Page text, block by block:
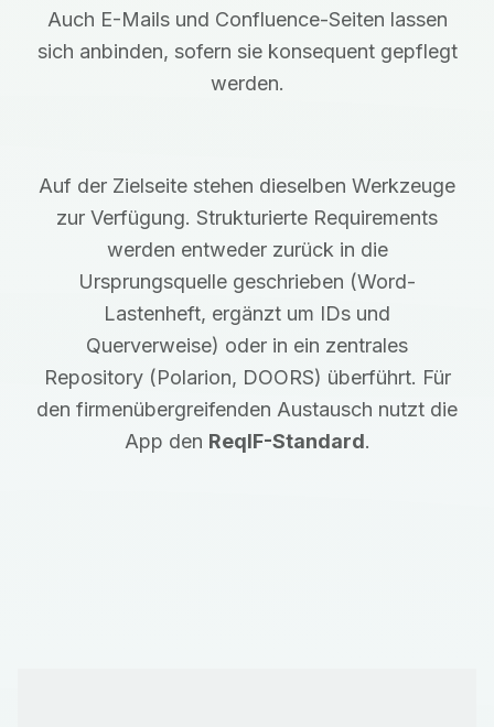
Auch E-Mails und Confluence-Seiten lassen
sich anbinden, sofern sie konsequent gepflegt
werden.
Auf der Zielseite stehen dieselben Werkzeuge
zur Verfügung. Strukturierte Requirements
werden entweder zurück in die
Ursprungsquelle geschrieben (Word-
Lastenheft, ergänzt um IDs und
Querverweise) oder in ein zentrales
Repository (Polarion, DOORS) überführt. Für
den firmenübergreifenden Austausch nutzt die
App den ReqIF-Standard.